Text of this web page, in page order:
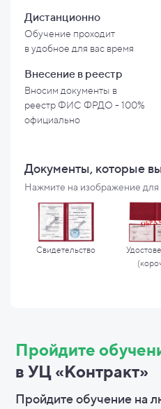
Дистанционно
Обучение проходит
вудобное для вас время
Внесение в реестр
Вносим документы в
реестр ФИС ФРДО - 100%
официально
Документы, которые
Нажмите на изображение для
Свидетельство
Пройдите
в УЦ «Контракт»
Пройдите обучение на